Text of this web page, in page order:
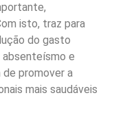
isto, traz para
do gasto
e
promover a
mais saudáveis